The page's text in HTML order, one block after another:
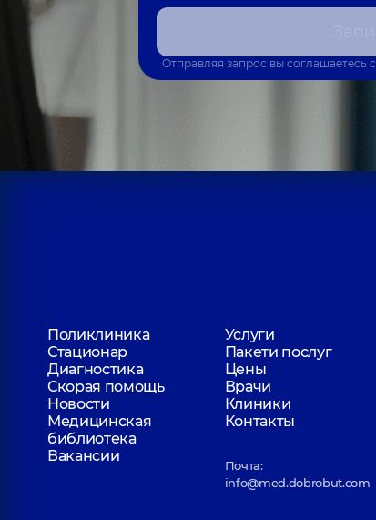
Отправляя запрос вы соглашаетесь с
Поликлиника
Услуги
Стационар
Пакети послуг
Диагностика
Цены
Скорая помощь
Врачи
Новости
Клиники
Медицинская
библиотека
Контакты
Вакансии
Почта:
info@med.dobrobut.com